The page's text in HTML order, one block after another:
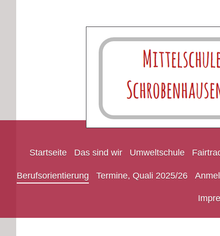
Startseite Das sind wir Umweltschule
Berufsorientierung Termine, Quali 2025/26